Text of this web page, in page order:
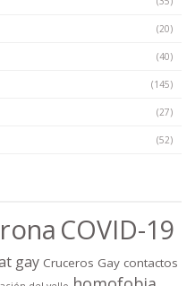
(20)
(40)
(145)
(27)
(52)
COVID-19
gay Cruceros Gay contactos